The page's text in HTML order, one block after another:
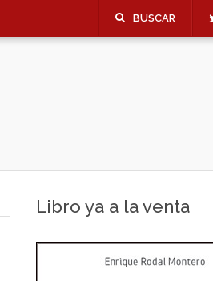
BUSCAR
Libro ya a la venta